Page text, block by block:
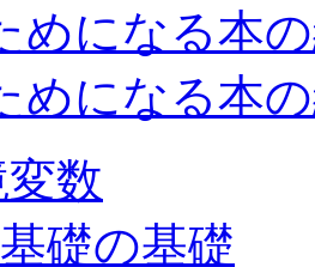
めになる本
めになる本
数
礎の基礎